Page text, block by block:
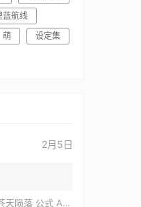
蓝航线
萌
设定集
2月5日
式 ARTWORKS[DL]